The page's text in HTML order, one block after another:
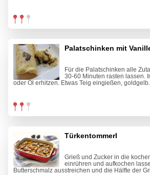
Palatschinken mit
Für die Palatschinken alle
30-60 Minuten rasten lassen.
oder Öl erhitzen. Etwas Teig eingießen,
Türkentommerl
Grieß und Zucker in die
einrühren und aufkochen
Butterschmalz ausstreichen und die Hälfte der